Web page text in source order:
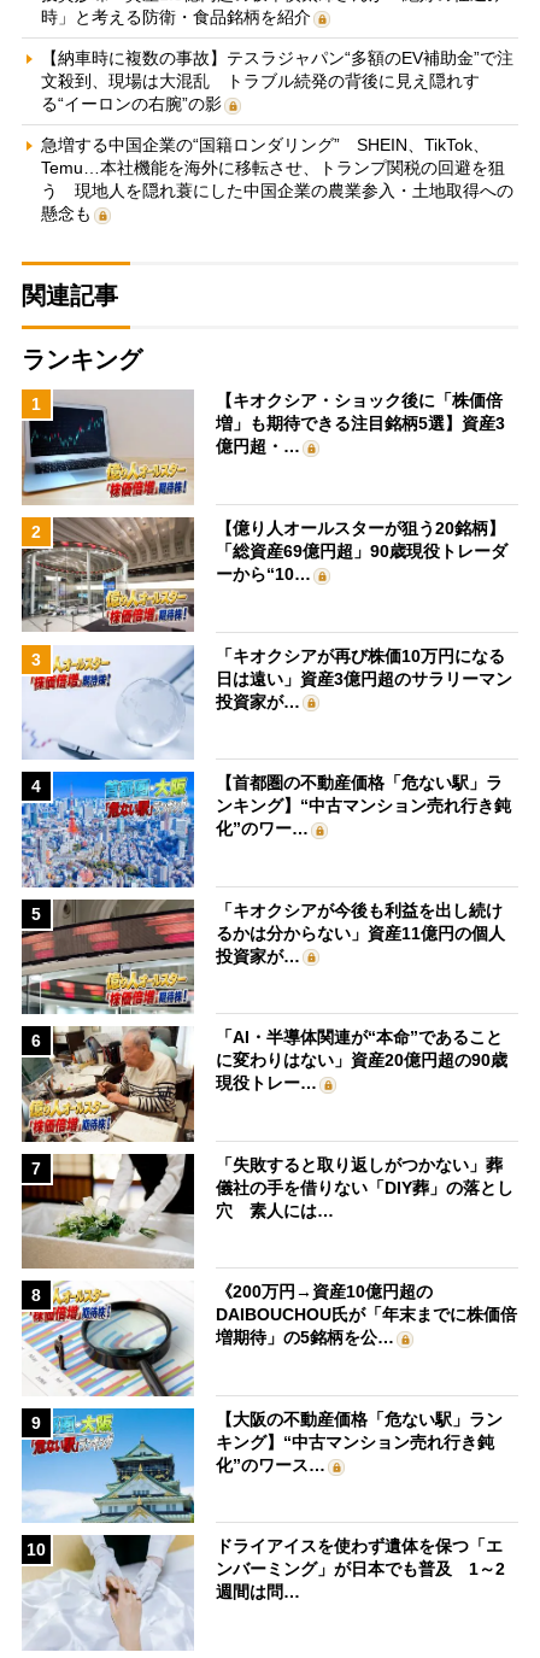
時」と考える防衛・食品銘柄を紹介
【納車時に複数の事故】テスラジャパン“多額のEV補助金”で注
文殺到、現場は大混乱 トラブル続発の背後に見え隠れす
る“イーロンの右腕”の影
急増する中国企業の“国籍ロンダリング” SHEIN、TikTok、
Temu…本社機能を海外に移転させ、トランプ関税の回避を狙
う 現地人を隠れ蓑にした中国企業の農業参入・土地取得への
懸念も
関連記事
ランキング
1
【キオクシア・ショック後に「株価倍
増」も期待できる注目銘柄5選】資産3
億円超・…
2
【億り人オールスターが狙う20銘柄】
「総資産69億円超」90歳現役トレーダ
ーから“10…
3
「キオクシアが再び株価10万円になる
日は遠い」資産3億円超のサラリーマン
投資家が…
4
【首都圏の不動産価格「危ない駅」ラ
ンキング】“中古マンション売れ行き鈍
化”のワー…
5
「キオクシアが今後も利益を出し続け
るかは分からない」資産11億円の個人
投資家が…
6
「AI・半導体関連が“本命”であること
に変わりはない」資産20億円超の90歳
現役トレー…
7
「失敗すると取り返しがつかない」葬
儀社の手を借りない「DIY葬」の落とし
穴 素人には…
8
《200万円→資産10億円超の
DAIBOUCHOU氏が「年末までに株価倍
増期待」の5銘柄を公…
9
【大阪の不動産価格「危ない駅」ラン
キング】“中古マンション売れ行き鈍
化”のワース…
10
ドライアイスを使わず遺体を保つ「エ
ンバーミング」が日本でも普及 1～2
週間は問…